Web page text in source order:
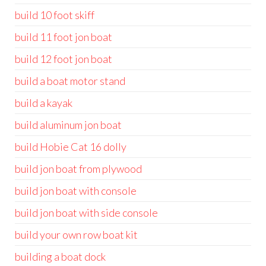
build 10 foot skiff
build 11 foot jon boat
build 12 foot jon boat
build a boat motor stand
build a kayak
build aluminum jon boat
build Hobie Cat 16 dolly
build jon boat from plywood
build jon boat with console
build jon boat with side console
build your own row boat kit
building a boat dock